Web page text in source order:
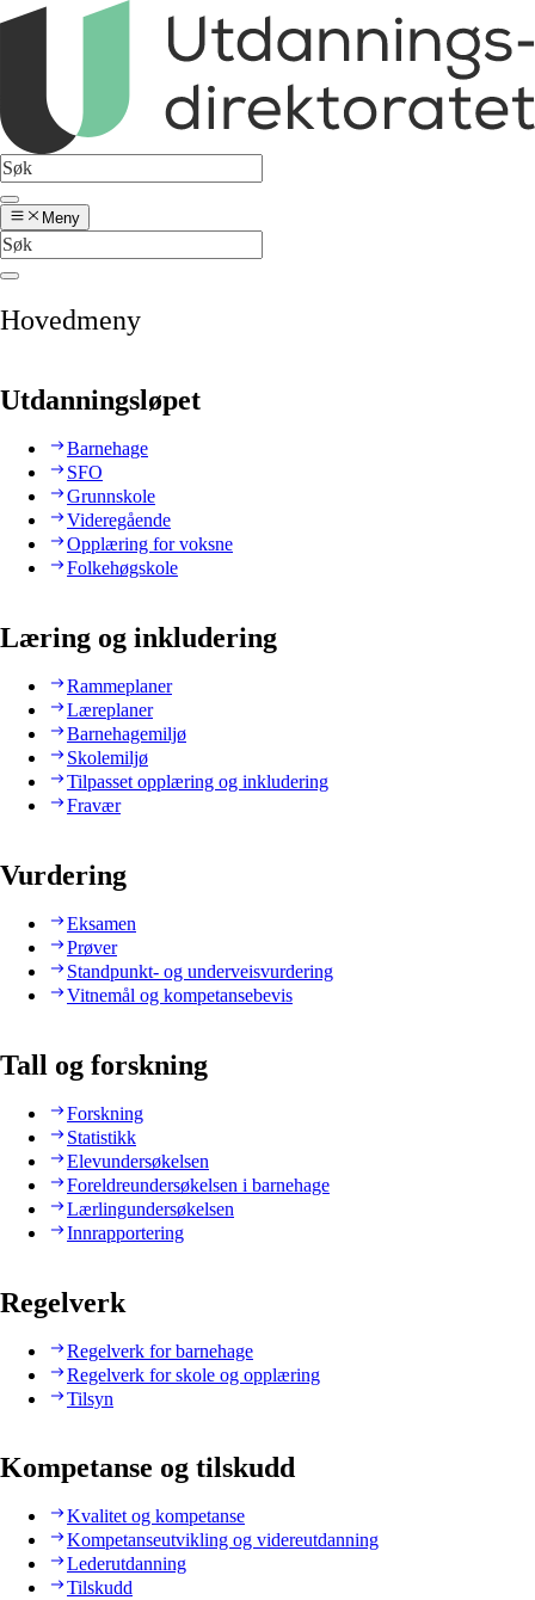
Meny
Hovedmeny
Utdanningsløpet
Barnehage
SFO
Grunnskole
Videregående
Opplæring for voksne
Folkehøgskole
Læring og inkludering
Rammeplaner
Læreplaner
Barnehagemiljø
Skolemiljø
Tilpasset opplæring og inkludering
Fravær
Vurdering
Eksamen
Prøver
Standpunkt- og underveisvurdering
Vitnemål og kompetansebevis
Tall og forskning
Forskning
Statistikk
Elevundersøkelsen
Foreldreundersøkelsen i barnehage
Lærlingundersøkelsen
Innrapportering
Regelverk
Regelverk for barnehage
Regelverk for skole og opplæring
Tilsyn
Kompetanse og tilskudd
Kvalitet og kompetanse
Kompetanseutvikling og videreutdanning
Lederutdanning
Tilskudd